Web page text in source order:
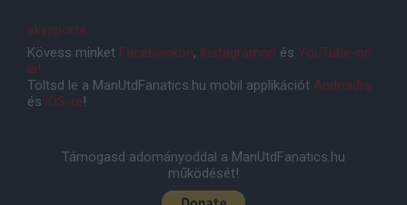
skysports
Kövess minket Facebookon, Instagramon és YouTube-on
is!
Töltsd le a ManUtdFanatics.hu mobil applikációt Androidra
és iOS-re!
Támogasd adományoddal a ManUtdFanatics.hu
működését!